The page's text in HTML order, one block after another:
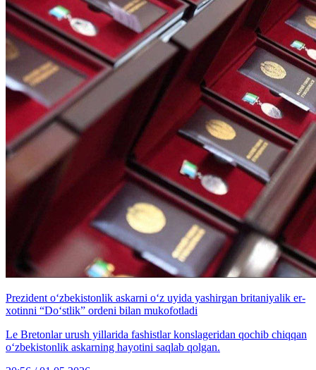
Prezident o‘zbekistonlik askarni o‘z uyida yashirgan britaniyalik er-
xotinni “Do‘stlik” ordeni bilan mukofotladi
Le Bretonlar urush yillarida fashistlar konslageridan qochib chiqqan
o‘zbekistonlik askarning hayotini saqlab qolgan.